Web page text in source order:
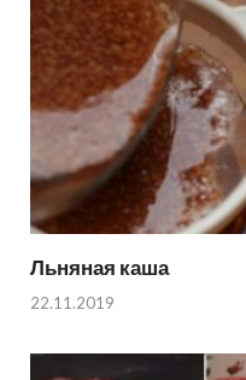
Льняная каша
22.11.2019